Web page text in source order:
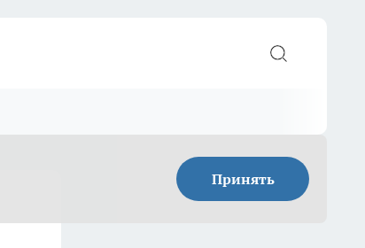
Принять